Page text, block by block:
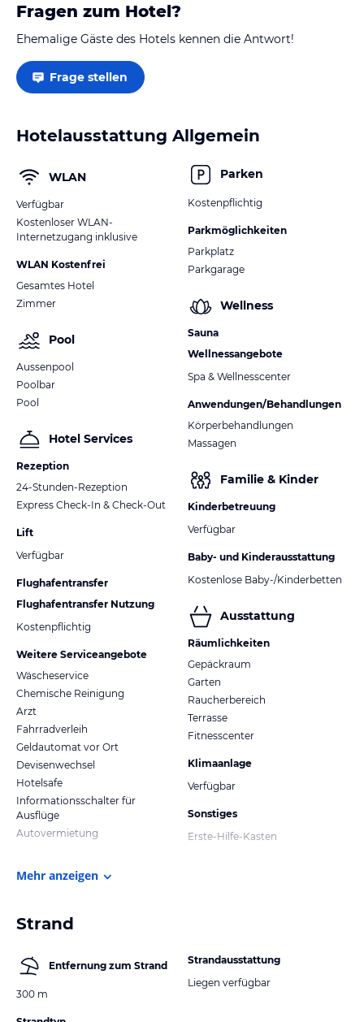
Fragen zum Hotel?
Ehemalige Gäste des Hotels kennen die Antwort!
Frage stellen
Hotelausstattung Allgemein
WLAN
Verfügbar
Kostenloser WLAN-
Internetzugang inklusive
WLAN Kostenfrei
Gesamtes Hotel
Zimmer
Pool
Aussenpool
Poolbar
Pool
Hotel Services
Rezeption
24-Stunden-Rezeption
Express Check-In & Check-Out
Lift
Verfügbar
Flughafentransfer
Flughafentransfer Nutzung
Kostenpflichtig
Weitere Serviceangebote
Wäscheservice
Chemische Reinigung
Arzt
Fahrradverleih
Geldautomat vor Ort
Devisenwechsel
Hotelsafe
Informationsschalter für
Ausflüge
Autovermietung
Parken
Kostenpflichtig
Parkmöglichkeiten
Parkplatz
Parkgarage
Wellness
Sauna
Wellnessangebote
Spa & Wellnesscenter
Anwendungen/Behandlungen
Körperbehandlungen
Massagen
Familie & Kinder
Kinderbetreuung
Verfügbar
Baby- und Kinderausstattung
Kostenlose Baby-/Kinderbetten
Ausstattung
Räumlichkeiten
Gepäckraum
Garten
Raucherbereich
Terrasse
Fitnesscenter
Klimaanlage
Verfügbar
Sonstiges
Erste-Hilfe-Kasten
Mehr anzeigen
Strand
Entfernung zum Strand
300 m
Strandausstattung
Liegen verfügbar